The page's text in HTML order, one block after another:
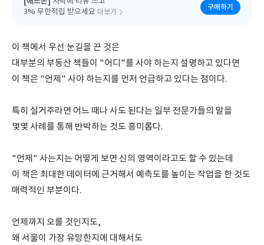
3% 무한적립 받으세요 더보기
구매하기
이 책에서 우선 눈길을 끈 것은
대부분의 부동산 책들이 "어디"를 사야 하는지 설명하고 있다면
이 책은 "언제" 사야 하는지를 먼저 언급하고 있다는 점이다.
특히 실거주라면 어느 때나 사도 된다는 일부 전문가들의 말을
몇몇 사례를 통해 반박하는 것도 흥미롭다.
"언제" 사는지는 어떻게 보면 신의 영역이라고도 할 수 있는데
이 책은 최대한 데이터에 근거해서 예측도를 높이는 작업을 한 것도
매력적인 부분이다.
언제까지 오를 것인지도,
왜 서울이 가장 유망한지에 대해서도